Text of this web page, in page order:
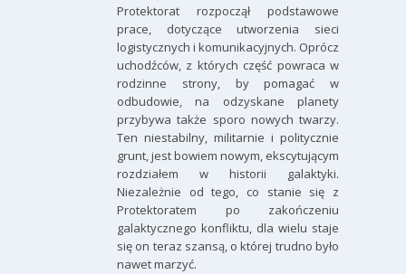
Protektorat rozpoczął podstawowe
prace, dotyczące utworzenia sieci
logistycznych i komunikacyjnych. Oprócz
uchodźców, z których część powraca w
rodzinne strony, by pomagać w
odbudowie, na odzyskane planety
przybywa także sporo nowych twarzy.
Ten niestabilny, militarnie i politycznie
grunt, jest bowiem nowym, ekscytującym
rozdziałem w historii galaktyki.
Niezależnie od tego, co stanie się z
Protektoratem po zakończeniu
galaktycznego konfliktu, dla wielu staje
się on teraz szansą, o której trudno było
nawet marzyć.